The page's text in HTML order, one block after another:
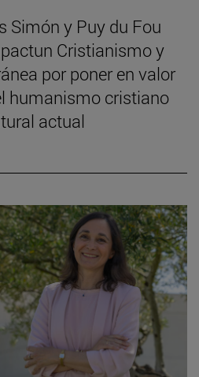
Simón y Puy du Fou
Cristianismo y
por poner en valor
humanismo cristiano
actual